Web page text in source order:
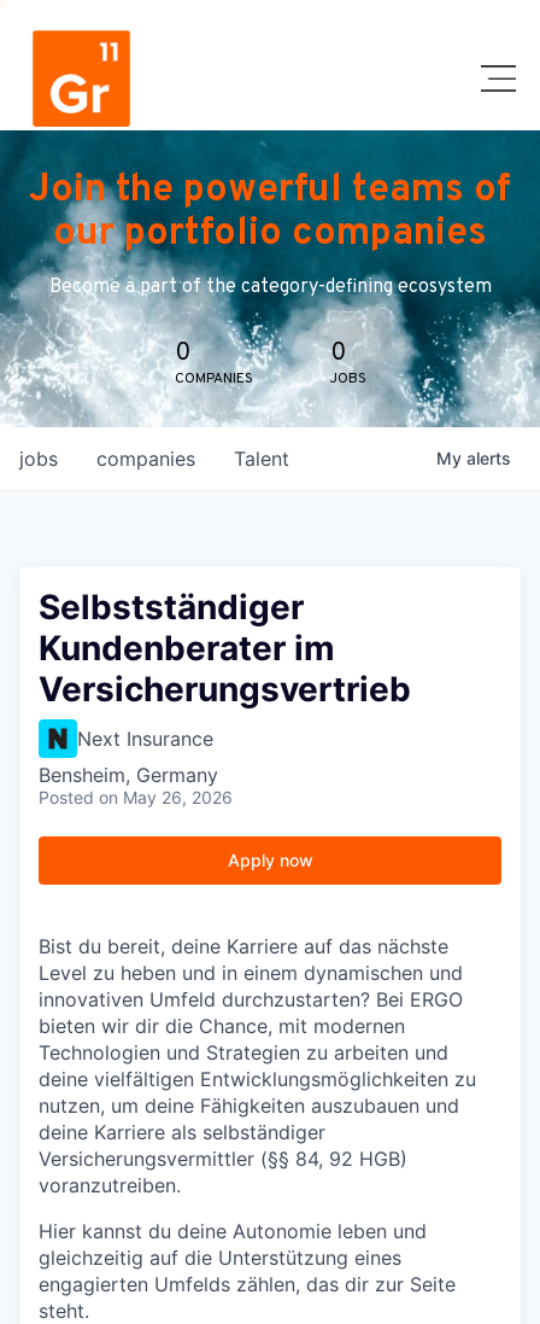
Join the powerful teams of
our portfolio companies
Become a part of the category-defining ecosystem
0
COMPANIES
0
JOBS
jobs companies Talent My alerts
Selbstständiger
Kundenberater im
Versicherungsvertrieb
Next Insurance
Bensheim, Germany
Posted on May 26, 2026
Apply now
Bist du bereit, deine Karriere auf das nächste
Level zu heben und in einem dynamischen und
innovativen Umfeld durchzustarten? Bei ERGO
bieten wir dir die Chance, mit modernen
Technologien und Strategien zu arbeiten und
deine vielfältigen Entwicklungsmöglichkeiten zu
nutzen, um deine Fähigkeiten auszubauen und
deine Karriere als selbständiger
Versicherungsvermittler (§§ 84, 92 HGB)
voranzutreiben.
Hier kannst du deine Autonomie leben und
gleichzeitig auf die Unterstützung eines
engagierten Umfelds zählen, das dir zur Seite
steht.